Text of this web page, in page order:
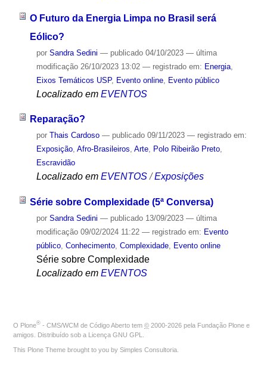
O Futuro da Energia Limpa no Brasil será
Eólico?
por Sandra Sedini — publicado04/10/2023 — última
modificação26/10/2023 13:02 — registrado em: Energia,
Eixos Temáticos USP, Evento online, Evento público
Localizado em EVENTOS
Reparação?
por Thais Cardoso — publicado09/11/2023 — registrado em:
Exposição, Afro-Brasileiros, Arte, Polo Ribeirão Preto,
Escravidão
Localizado em EVENTOS /Exposições
Série sobre Complexidade (5ª Conversa)
por Sandra Sedini — publicado13/09/2023 — última
modificação09/02/2024 11:22 — registrado em: Evento
público, Conhecimento, Complexidade, Evento online
Série sobre Complexidade
Localizado em EVENTOS
O Plone® - CMS/WCM de Código Aberto tem © 2000-2026 pela Fundação Plone e
amigos. Distribuído sob a Licença GNU GPL
This Plone Theme brought to you by Simples Consultoria